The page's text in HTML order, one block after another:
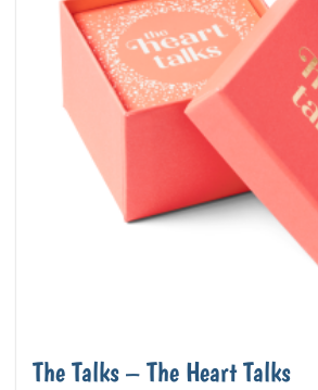
The Talks – The Heart Talks